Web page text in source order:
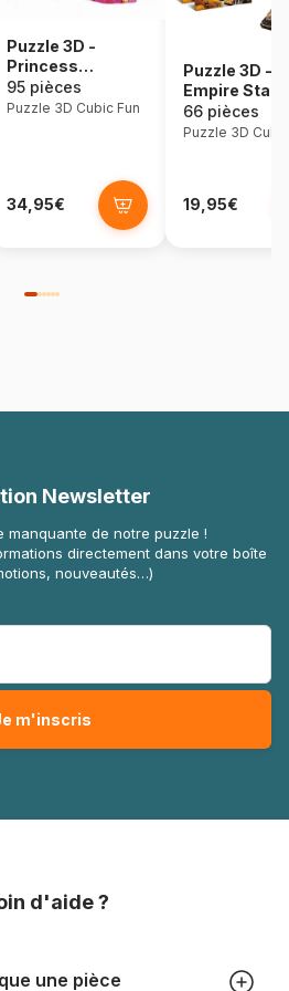
Puzzle 3D -
Princess
Birthday Party
95 pièces
Puzzle 3D Cubic Fun
34,95€
Puzzle 3D -
Empire State
Building
(Difficulté :
66 pièces
Puzzle 3D
19,95€
Newsletter
manquante de notre puzzle !
directement dans votre boîte
nouveautés…)
d'aide ?
une pièce